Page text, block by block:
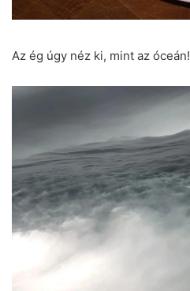
Az ég úgy néz ki, mint az óceán!